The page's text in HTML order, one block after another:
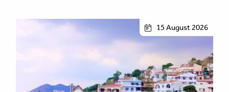
15 August 2026